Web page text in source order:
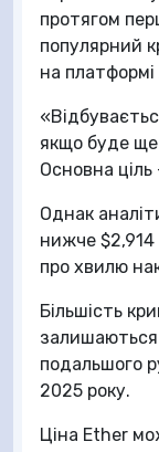
протягом
популярний
на
якщо буде
Основна
Однак
нижче
про хвилю
Більшість
подальшого
2025 року.
Ціна Ether